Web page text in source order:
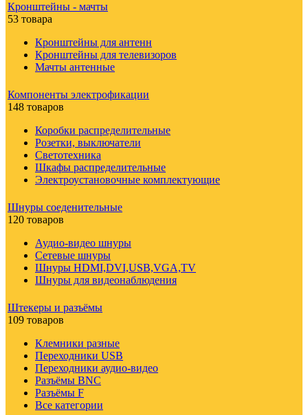
Кронштейны - мачты
53 товара
Кронштейны для антенн
Кронштейны для телевизоров
Мачты антенные
Компоненты электрофикации
148 товаров
Коробки распределительные
Розетки, выключатели
Светотехника
Шкафы распределительные
Электроустановочные комплектующие
Шнуры соеденительные
120 товаров
Аудио-видео шнуры
Сетевые шнуры
Шнуры HDMI,DVI,USB,VGA,TV
Шнуры для видеонаблюдения
Штекеры и разъёмы
109 товаров
Клемники разные
Переходники USB
Переходники аудио-видео
Разъёмы BNC
Разъёмы F
Все категории